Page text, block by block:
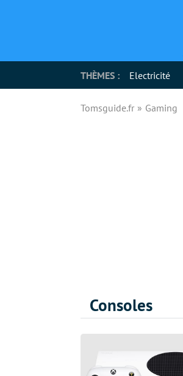
THÈMES : Electricité
Tomsguide.fr Gaming
Consoles